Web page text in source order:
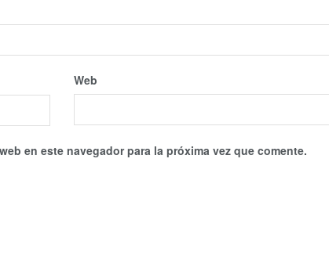
Web
en este navegador para la próxima vez que comente.